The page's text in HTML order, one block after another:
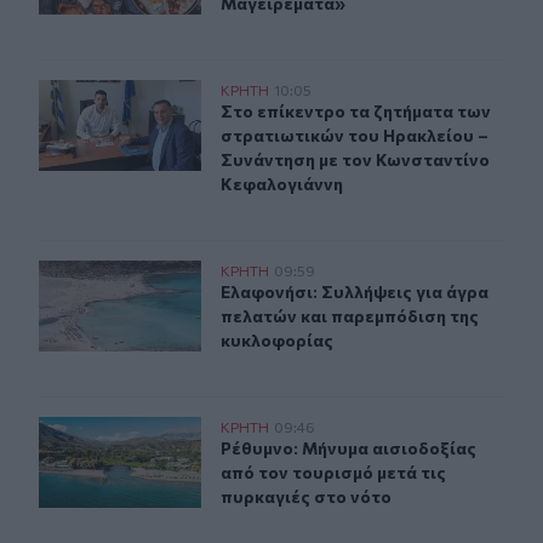
Στο επίκεντρο τα ζητήματα των στρατιωτικών του
ΚΡΗΤΗ 10:05
Στο επίκεντρο τα ζητήματα των
Στο επίκεντρο τα ζητήματα των
στρατιωτικών του Ηρακλείου –
Συνάντηση με τον Κωνσταντίνο
Κεφαλογιάννη
Ελαφονήσι: Συλλήψεις για άγρα πελατών και
ΚΡΗΤΗ 09:59
Ελαφονήσι: Συλλήψεις για άγρα
Ελαφονήσι: Συλλήψεις για άγρα
πελατών και παρεμπόδιση της
κυκλοφορίας
Ρέθυμνο: Μήνυμα αισιοδοξίας από τον τουρισμό μετά
ΚΡΗΤΗ 09:46
Ρέθυμνο: Μήνυμα αισιοδοξίας από
Ρέθυμνο: Μήνυμα αισιοδοξίας
από τον τουρισμό μετά τις
πυρκαγιές στο νότο